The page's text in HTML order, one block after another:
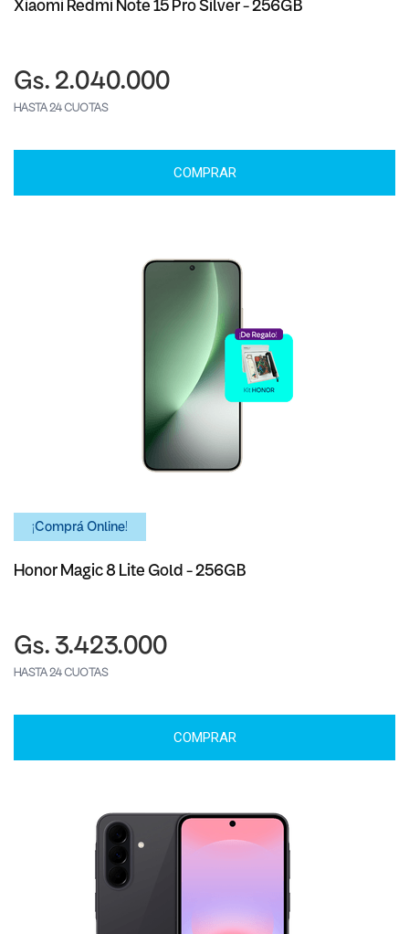
Xiaomi Redmi Note 15 Pro Silver - 256GB
Gs. 2.040.000
HASTA 24 CUOTAS
COMPRAR
¡Comprá Online!
Honor Magic 8 Lite Gold - 256GB
Gs. 3.423.000
HASTA 24 CUOTAS
COMPRAR